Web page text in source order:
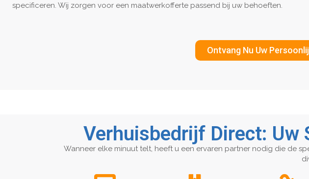
specificeren. Wij zorgen voor een maatwerkofferte passend bij uw behoeften.
Ontvang Nu Uw
Verhuisbedrijf Direct: Uw
Wanneer elke minuut telt, heeft u een ervaren partner nodig die de